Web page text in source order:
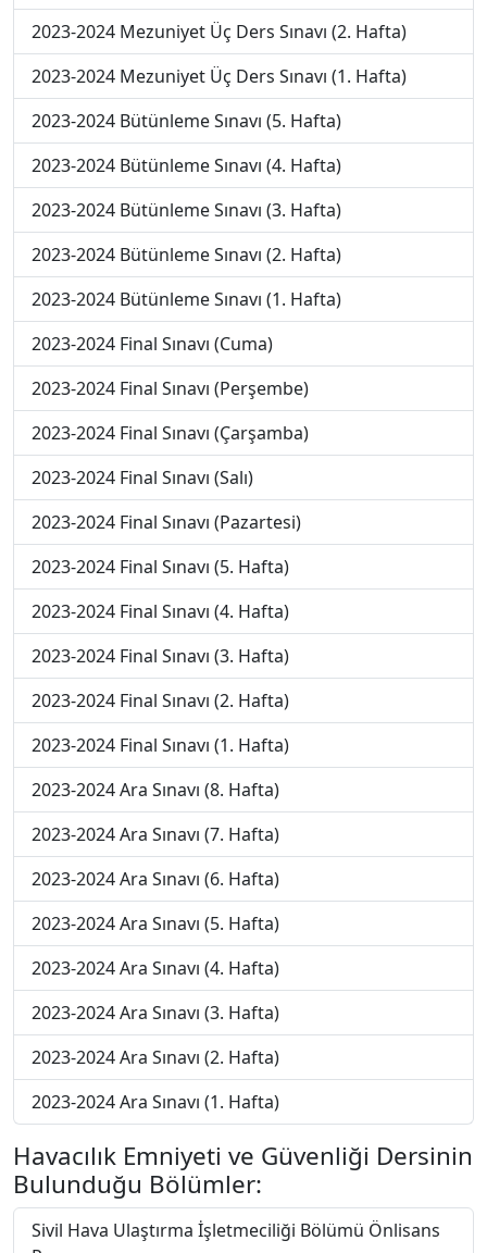
2023-2024 Mezuniyet Üç Ders Sınavı (2. Hafta)
2023-2024 Mezuniyet Üç Ders Sınavı (1. Hafta)
2023-2024 Bütünleme Sınavı (5. Hafta)
2023-2024 Bütünleme Sınavı (4. Hafta)
2023-2024 Bütünleme Sınavı (3. Hafta)
2023-2024 Bütünleme Sınavı (2. Hafta)
2023-2024 Bütünleme Sınavı (1. Hafta)
2023-2024 Final Sınavı (Cuma)
2023-2024 Final Sınavı (Perşembe)
2023-2024 Final Sınavı (Çarşamba)
2023-2024 Final Sınavı (Salı)
2023-2024 Final Sınavı (Pazartesi)
2023-2024 Final Sınavı (5. Hafta)
2023-2024 Final Sınavı (4. Hafta)
2023-2024 Final Sınavı (3. Hafta)
2023-2024 Final Sınavı (2. Hafta)
2023-2024 Final Sınavı (1. Hafta)
2023-2024 Ara Sınavı (8. Hafta)
2023-2024 Ara Sınavı (7. Hafta)
2023-2024 Ara Sınavı (6. Hafta)
2023-2024 Ara Sınavı (5. Hafta)
2023-2024 Ara Sınavı (4. Hafta)
2023-2024 Ara Sınavı (3. Hafta)
2023-2024 Ara Sınavı (2. Hafta)
2023-2024 Ara Sınavı (1. Hafta)
Havacılık Emniyeti ve Güvenliği Dersinin
Bulunduğu Bölümler:
Sivil Hava Ulaştırma İşletmeciliği Bölümü Önlisans